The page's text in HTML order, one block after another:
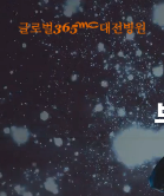
본문 바로가기
Liposuction by site